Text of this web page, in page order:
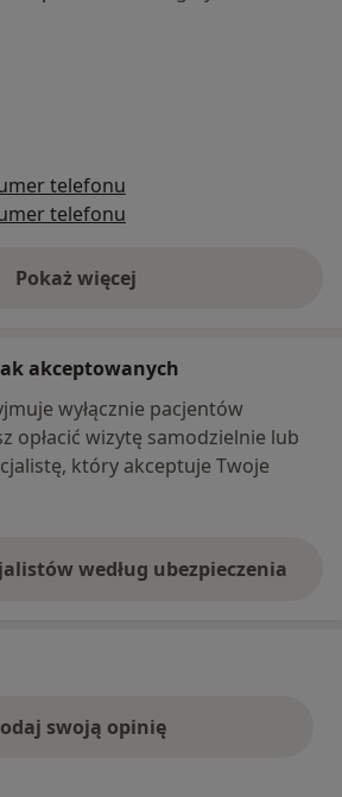
telefonu
telefonu
Pokaż więcej
o adresie
akceptowanych
wyłącznie pacjentów
opłacić wizytę samodzielnie lub
który akceptuje Twoje
według ubezpieczenia
swoją opinię